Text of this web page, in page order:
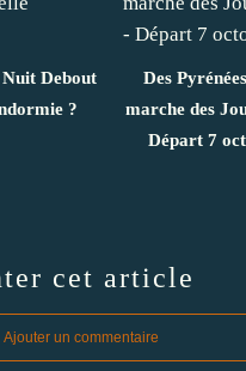
Debout
?
Des
marche des
Départ 7
cet article
Ajouter un commentaire